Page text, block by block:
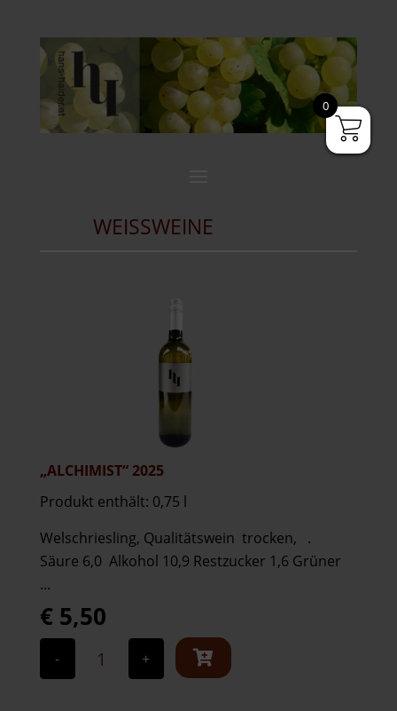
WEISSWEINE
„ALCHIMIST“ 2025
Produkt enthält: 0,75 l
Welschriesling, Qualitätswein trocken, .
Säure 6,0 Alkohol 10,9 Restzucker 1,6 Grüner
...
€5,50
-
„Alchimist“
2025
Menge +
0